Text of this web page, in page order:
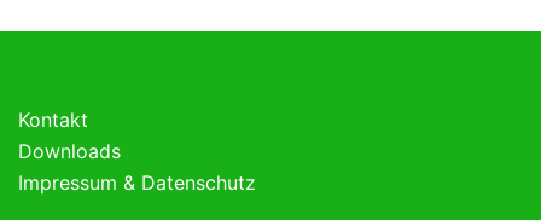
Kontakt
Downloads
Impressum & Datenschutz